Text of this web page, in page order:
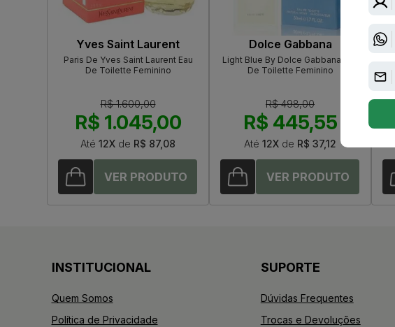
Yves Saint Laurent
Paris De Yves Saint Laurent Eau
De Toilette Feminino
R$ 1.600,00
R$ 1.045,00
Até 12X de R$ 87,08
Dolce Gabbana
Light Blue By Dolce Gabbana Eau
De Toilette Feminino
R$ 498,00
R$ 445,55
Até 12X de R$ 37,12
INSTITUCIONAL
Quem Somos
Política de Privacidade
SUPORTE
Dúvidas Frequentes
Trocas e Devoluções